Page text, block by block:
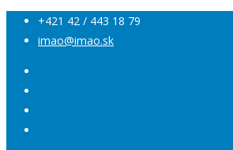
+421 42 / 443 18 79
imao@imao.sk